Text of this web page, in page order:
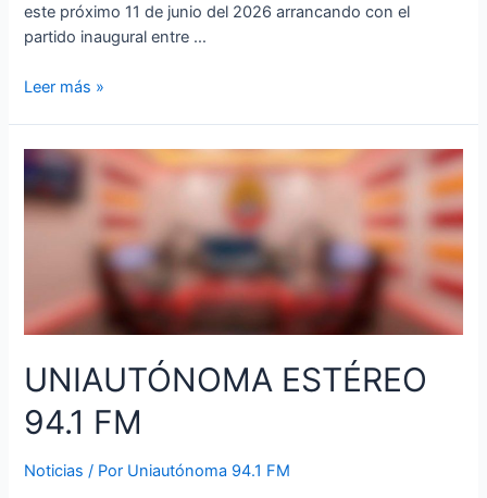
este próximo 11 de junio del 2026 arrancando con el
partido inaugural entre …
Leer más »
UNIAUTÓNOMA ESTÉREO
94.1 FM
Noticias / Por Uniautónoma 94.1 FM